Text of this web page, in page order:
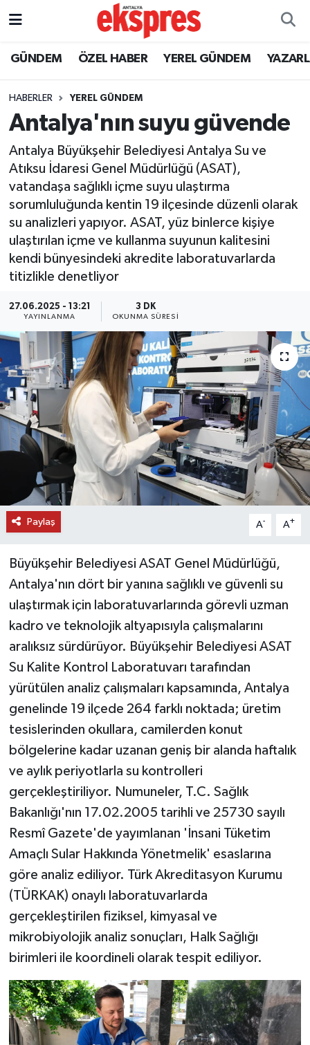
GÜNDEM ÖZEL HABER YEREL GÜNDEM
HABERLER YEREL GÜNDEM
Antalya'nın suyu güvende
Antalya Büyükşehir Belediyesi Antalya Su ve
Atıksu İdaresi Genel Müdürlüğü (ASAT),
vatandaşa sağlıklı içme suyu ulaştırma
sorumluluğunda kentin 19 ilçesinde düzenli olarak
su analizleri yapıyor. ASAT, yüz binlerce kişiye
ulaştırılan içme ve kullanma suyunun kalitesini
kendi bünyesindeki akredite laboratuvarlarda
titizlikle denetliyor
27.06.2025 - 13:21
YAYINLANMA
3 DK
OKUNMA SÜRESI
Paylaş A- A+
Büyükşehir Belediyesi ASAT Genel Müdürlüğü,
Antalya'nın dört bir yanına sağlıklı ve güvenli su
ulaştırmak için laboratuvarlarında görevli uzman
kadro ve teknolojik altyapısıyla çalışmalarını
aralıksız sürdürüyor. Büyükşehir Belediyesi ASAT
Su Kalite Kontrol Laboratuvarı tarafından
yürütülen analiz çalışmaları kapsamında, Antalya
genelinde 19 ilçede 264 farklı noktada; üretim
tesislerinden okullara, camilerden konut
bölgelerine kadar uzanan geniş bir alanda haftalık
ve aylık periyotlarla su kontrolleri
gerçekleştiriliyor. Numuneler, T.C. Sağlık
Bakanlığı'nın 17.02.2005 tarihli ve 25730 sayılı
Resmî Gazete'de yayımlanan 'İnsani Tüketim
Amaçlı Sular Hakkında Yönetmelik' esaslarına
göre analiz ediliyor. Türk Akreditasyon Kurumu
(TÜRKAK) onaylı laboratuvarlarda
gerçekleştirilen fiziksel, kimyasal ve
mikrobiyolojik analiz sonuçları, Halk Sağlığı
birimleri ile koordineli olarak tespit ediliyor.
ÖZEL HABER
YEREL GÜNDEM
EKONOMİ
KÜLTÜR - SANAT
SPOR
SİYASET
DÜNYA
EĞİTİM
TURİZM
RÖPORTAJ
VİDEO HABERLER
YAZARLAR
MAGAZİN
Nöbetçi Eczaneler
Trafik Durumu
Süper Lig Puan Durumu ve Fikstür
Tüm Manşetler
Son Dakika Haberleri
Haber Arşivi